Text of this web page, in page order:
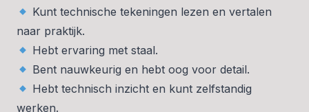
Kunt technische tekeningen lezen en vertalen
naar praktijk.
Hebt ervaring met staal.
Bent nauwkeurig en hebt oog voor detail.
Hebt technisch inzicht en kunt zelfstandig
werken.